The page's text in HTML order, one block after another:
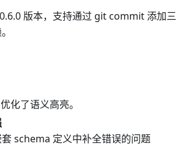
版本，支持通过 git commit 添加三
化了语义高亮。
schema 定义中补全错误的问题